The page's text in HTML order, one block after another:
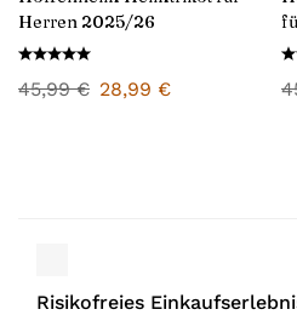
Herren 2025/26
45,99€ 28,99 €
Risikofreies